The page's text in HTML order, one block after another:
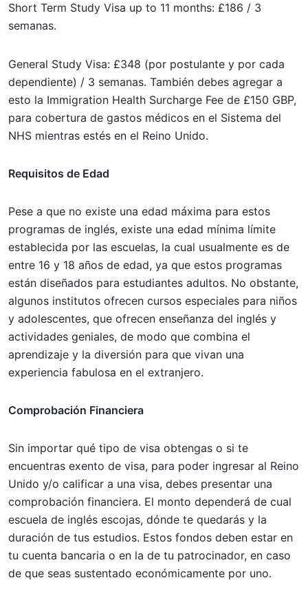
Short Term Study Visa up to 11 months: £186 / 3
semanas.
General Study Visa: £348 (por postulante y por cada
dependiente) / 3 semanas. También debes agregar a
esto la Immigration Health Surcharge Fee de £150 GBP,
para cobertura de gastos médicos en el Sistema del
NHS mientras estés en el Reino Unido.
Requisitos de Edad
Pese a que no existe una edad máxima para estos
programas de inglés, existe una edad mínima límite
establecida por las escuelas, la cual usualmente es de
entre 16 y 18 años de edad, ya que estos programas
están diseñados para estudiantes adultos. No obstante,
algunos institutos ofrecen cursos especiales para niños
y adolescentes, que ofrecen enseñanza del inglés y
actividades geniales, de modo que combina el
aprendizaje y la diversión para que vivan una
experiencia fabulosa en el extranjero.
Comprobación Financiera
Sin importar qué tipo de visa obtengas o si te
encuentras exento de visa, para poder ingresar al Reino
Unido y/o calificar a una visa, debes presentar una
comprobación financiera. El monto dependerá de cual
escuela de inglés escojas, dónde te quedarás y la
duración de tus estudios. Estos fondos deben estar en
tu cuenta bancaria o en la de tu patrocinador, en caso
de que seas sustentado económicamente por uno.